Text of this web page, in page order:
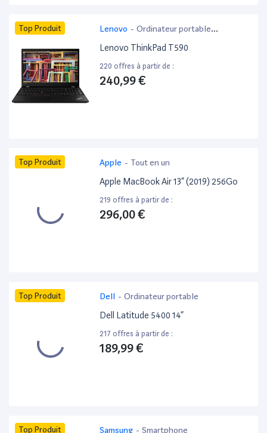
Top Produit Lenovo - Ordinateur portable
bureautique
Lenovo ThinkPad T590
220 offres à partir de :
240,99 €
Top Produit Apple - Tout en un
Apple MacBook Air 13” (2019) 256Go
219 offres à partir de :
296,00 €
Top Produit Dell - Ordinateur portable
Dell Latitude 5400 14”
217 offres à partir de :
189,99 €
Top Produit Samsung - Smartphone